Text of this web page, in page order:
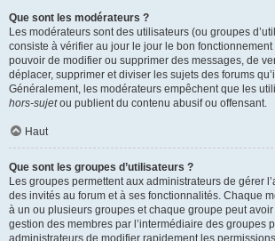
Que sont les modérateurs ?
Les modérateurs sont des utilisateurs (ou groupes
consiste à vérifier au jour le jour le bon fonctionnement
pouvoir de modifier ou supprimer des messages, de
déplacer, supprimer et diviser les sujets des forums
Généralement, les modérateurs empêchent que les
hors-sujetou publient du contenu abusif ou offensant.
Haut
Que sont les groupes d’utilisateurs ?
Les groupes permettent aux administrateurs de gérer
des invités au forum et à ses fonctionnalités. Chaque
à un ou plusieurs groupes et chaque groupe peut
gestion des membres par l’intermédiaire des groupes
administrateurs de modifier rapidement les